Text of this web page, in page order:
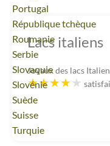
Voyage
Portugal
Voyage
République tchèque
Voyage
Roumanie
Voyage
Serbie
Voyage
Slovaquie
Voyage
Slovénie
Voyage
Suède
Voyage
Suisse
Voyage
Turquie
Lacs italiens
Joyaux des lacs